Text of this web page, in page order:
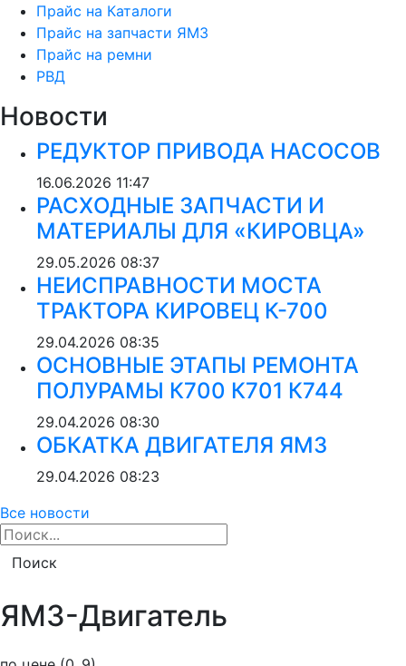
Прайс на Каталоги
Прайс на запчасти ЯМЗ
Прайс на ремни
РВД
Новости
РЕДУКТОР ПРИВОДА НАСОСОВ
16.06.2026 11:47
РАСХОДНЫЕ ЗАПЧАСТИ И
МАТЕРИАЛЫ ДЛЯ «КИРОВЦА»
29.05.2026 08:37
НЕИСПРАВНОСТИ МОСТА
ТРАКТОРА КИРОВЕЦ К-700
29.04.2026 08:35
ОСНОВНЫЕ ЭТАПЫ РЕМОНТА
ПОЛУРАМЫ К700 К701 К744
29.04.2026 08:30
ОБКАТКА ДВИГАТЕЛЯ ЯМЗ
29.04.2026 08:23
Все новости
Поиск
ЯМЗ-Двигатель
Звездочкой (*) отмечены поля,